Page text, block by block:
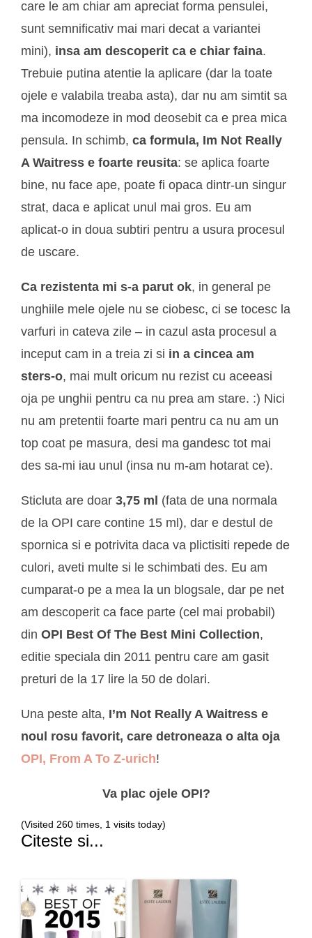
care le am chiar am apreciat forma pensulei,
sunt semnificativ mai mari decat a variantei
mini), insa am descoperit ca e chiar faina.
Trebuie putina atentie la aplicare (dar la toate
ojele e valabila treaba asta), dar nu am simtit sa
ma incomodeze in mod deosebit ca e prea mica
pensula. In schimb, ca formula, Im Not Really
A Waitress e foarte reusita: se aplica foarte
bine, nu face ape, poate fi opaca dintr-un singur
strat, daca e aplicat unul mai gros. Eu am
aplicat-o in doua subtiri pentru a usura procesul
de uscare.
Ca rezistenta mi s-a parut ok, in general pe
unghiile mele ojele nu se ciobesc, ci se tocesc la
varfuri in cateva zile – in cazul asta procesul a
inceput cam in a treia zi si in a cincea am
sters-o, mai mult oricum nu rezist cu aceeasi
oja pe unghii pentru ca nu prea am stare. :) Nici
nu am pretentii foarte mari pentru ca nu am un
top coat pe masura, desi ma gandesc tot mai
des sa-mi iau unul (insa nu m-am hotarat ce).
Sticluta are doar 3,75 ml (fata de una normala
de la OPI care contine 15 ml), dar e destul de
spornica si e potrivita daca va plictisiti repede de
culori, aveti multe si le schimbati des. Eu am
cumparat-o pe a mea la un blogsale, dar pe net
am descoperit ca face parte (cel mai probabil)
din OPI Best Of The Best Mini Collection,
editie speciala din 2011 pentru care am gasit
preturi de la 17 lire la 50 de dolari.
Una peste alta, I’m Not Really A Waitress e
noul rosu favorit, care detroneaza o alta oja
OPI, From A To Z-urich!
Va plac ojele OPI?
(Visited 260 times, 1 visits today)
Citeste si...